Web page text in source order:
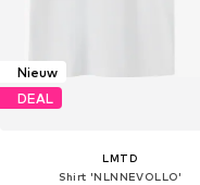
Nieuw
DEAL
LMTD
Shirt 'NLNNEVOLLO'